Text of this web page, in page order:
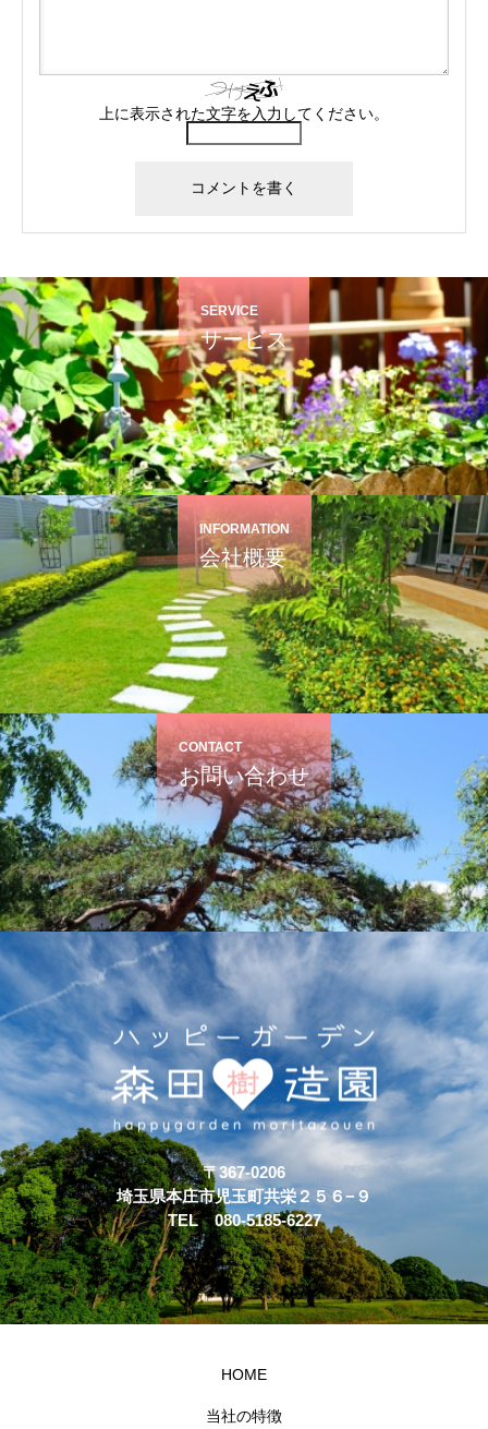
上に表示された文字を入力してください。
SERVICE
サービス
INFORMATION
会社概要
CONTACT
お問い合わせ
〒367-0206
埼玉県本庄市児玉町共栄２５６−９
TEL 080-5185-6227
HOME
当社の特徴